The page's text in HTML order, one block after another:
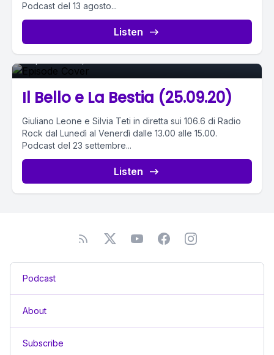
Podcast del 13 agosto...
Listen
Episode 0
Il Bello e La Bestia (25.09.20)
Giuliano Leone e Silvia Teti in diretta sui 106.6 di Radio
Rock dal Lunedì al Venerdì dalle 13.00 alle 15.00.
Podcast del 23 settembre...
Listen
Podcast
About
Subscribe